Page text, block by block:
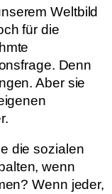
Weltbild
für die
Denn
Aber sie
die sozialen
wenn
Wenn jeder,